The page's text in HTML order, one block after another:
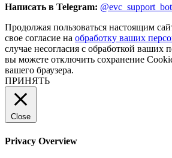
Написать в Telegram: @evc_support_bot
Продолжая пользоваться настоящим
свое согласие на обработку ваших
случае несогласия с обработкой ваших
вы можете отключить сохранение
вашего браузера.
ПРИНЯТЬ
Close
Privacy Overview